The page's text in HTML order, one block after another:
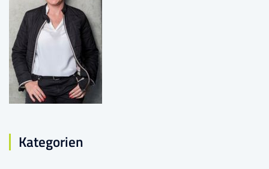
Kategorien